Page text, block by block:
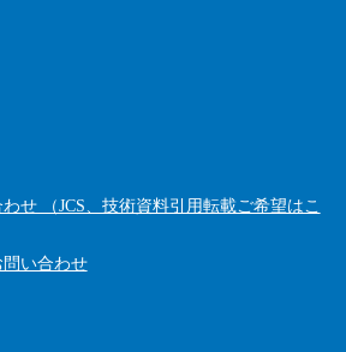
せ （JCS、技術資料引用転載ご希望はこ
い合わせ